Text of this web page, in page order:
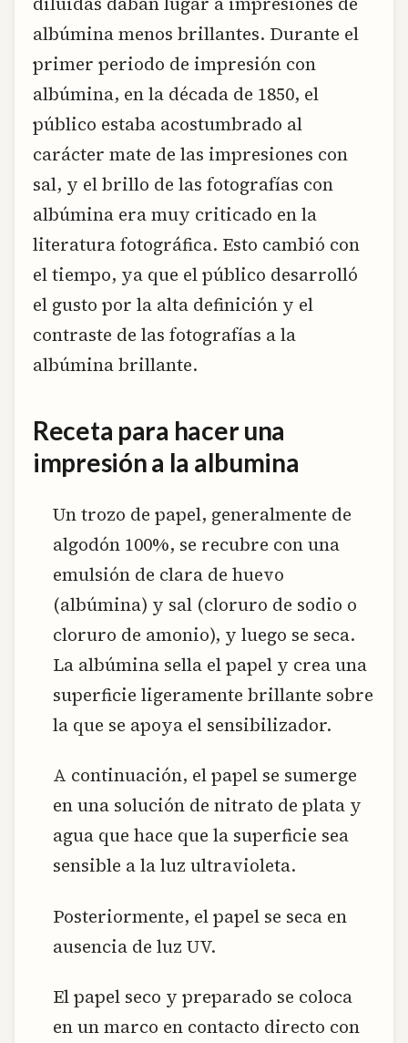
albúmina menos brillantes. Durante el
primer periodo de impresión con
albúmina, en la década de 1850, el
público estaba acostumbrado al
carácter mate de las impresiones con
sal, y el brillo de las fotografías con
albúmina era muy criticado en la
literatura fotográfica. Esto cambió con
el tiempo, ya que el público desarrolló
el gusto por la alta definición y el
contraste de las fotografías a la
albúmina brillante.
Receta para hacer una
impresión a la albumina
Un trozo de papel, generalmente de
algodón 100%, se recubre con una
emulsión de clara de huevo
(albúmina) y sal (cloruro de sodio o
cloruro de amonio), y luego se seca.
La albúmina sella el papel y crea una
superficie ligeramente brillante sobre
la que se apoya el sensibilizador.
A continuación, el papel se sumerge
en una solución de nitrato de plata y
agua que hace que la superficie sea
sensible a la luz ultravioleta.
Posteriormente, el papel se seca en
ausencia de luz UV.
El papel seco y preparado se coloca
en un marco en contacto directo con